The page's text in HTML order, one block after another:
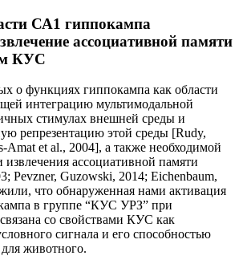
СА1 гиппокампа
ассоциативной памяти
КУС
о функциях гиппокампа как области
интеграцию мультимодальной
стимулах внешней среды и
репрезентацию этой среды [Rudy,
Amat et al., 2004], а также необходимой
ассоциативной памяти
Pevzner, Guzowski, 2014; Eichenbaum,
что обнаруженная нами активация
в группе “КУС УРЗ” при
со свойствами КУС как
сигнала и его способностью
животного.